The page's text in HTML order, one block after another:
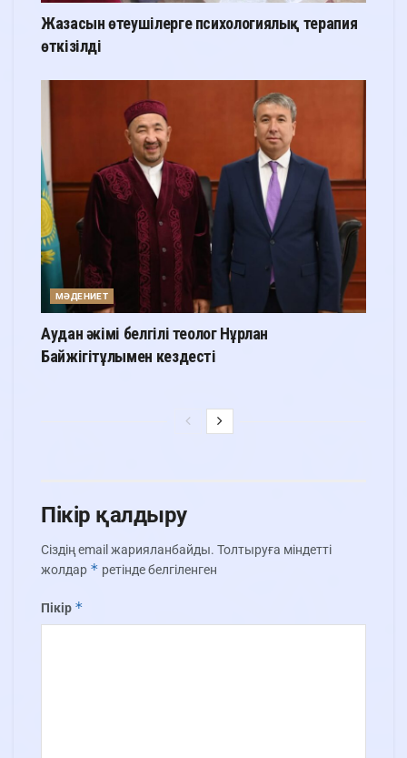
Жазасын өтеушілерге психологиялық терапия
өткізілді
МӘДЕНИЕТ
Аудан әкімі белгілі теолог Нұрлан
Байжігітұлымен кездесті
Пікір қалдыру
Сіздің email жарияланбайды. Толтыруға міндетті
жолдар * ретінде белгіленген
Пікір *